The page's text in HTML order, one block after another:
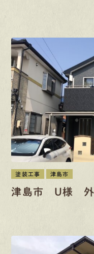
塗装工事 津島市
津島市 U様 外